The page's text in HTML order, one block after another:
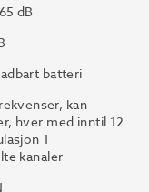
dB
batteri
kan
hver med inntil 12
1
kanaler